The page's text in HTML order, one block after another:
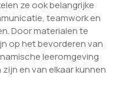
ze ook belangrijke
teamwork en
Door materialen te
op het bevorderen van
leeromgeving
en van elkaar kunnen